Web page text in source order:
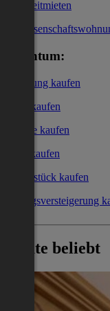
Kurzzeitmieten
Eigentum:
Wohnung kaufen
Haus kaufen
Garage kaufen
Büro kaufen
Grundstück kaufen
Zwangsversteigerung
Heute beliebt